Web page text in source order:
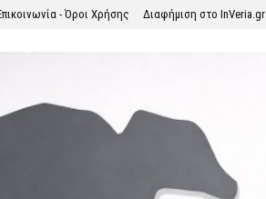
- Όροι Χρήσης Διαφήμιση στο InVeria.gr